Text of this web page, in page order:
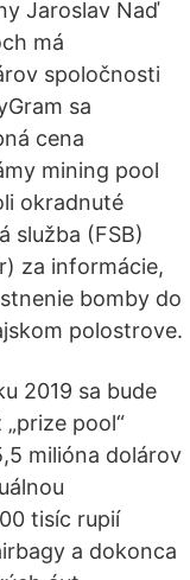
Jaroslav Naď
má
spoločnosti
sa
cena
mining pool
okradnuté
služba (FSB)
za informácie,
bomby do
polostrove.
2019 sa bude
pool“
milióna dolárov
tisíc rupií
a dokonca